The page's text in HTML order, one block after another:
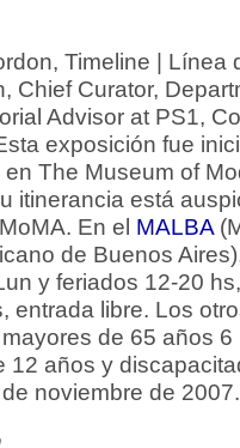
Timeline | Línea
Chief Curator,
Advisor at PS1,
exposición fue
The Museum of
itinerancia está
En el MALBA
de Buenos
y feriados 12-20
entrada libre. Los
de 65 años
12 años y
noviembre de 2007.